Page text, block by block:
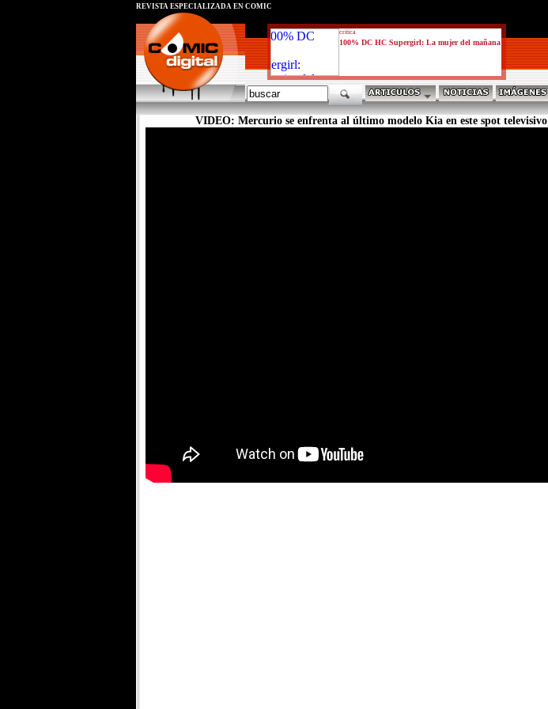
critica
100% DC HC Supergirl: La mujer del mañana
REVISTA ESPECIALIZADA EN CÓMIC
VIDEO: Mercurio se enfrenta al último modelo Kia en este spot televisivo